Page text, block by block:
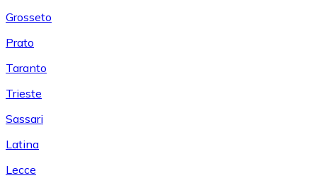
Grosseto
Prato
Taranto
Trieste
Sassari
Latina
Lecce